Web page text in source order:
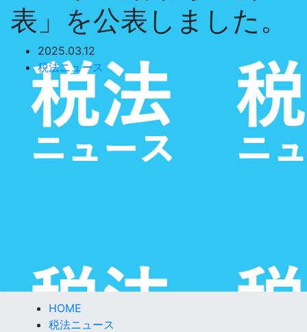
表」を公表しました。
2025.03.12
税法ニュース
HOME
税法ニュース